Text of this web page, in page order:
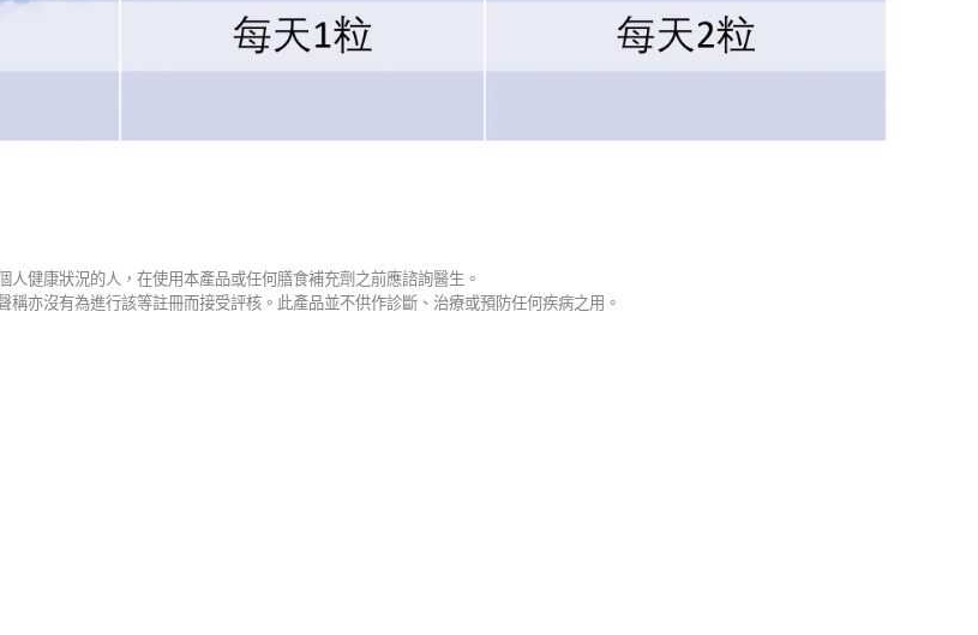
人健康狀況的人，在使用本產品或任何膳食補充劑之前應諮詢醫生。
亦沒有為進行該等註冊而接受評核。此產品並不供作診斷、治療或預防任何疾病之用。